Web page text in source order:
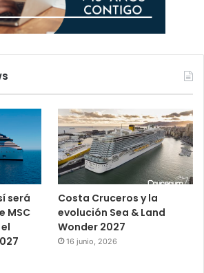
será
MSC
Costa Cruceros y la
evolución Sea & Land
Wonder 2027
16 junio, 2026